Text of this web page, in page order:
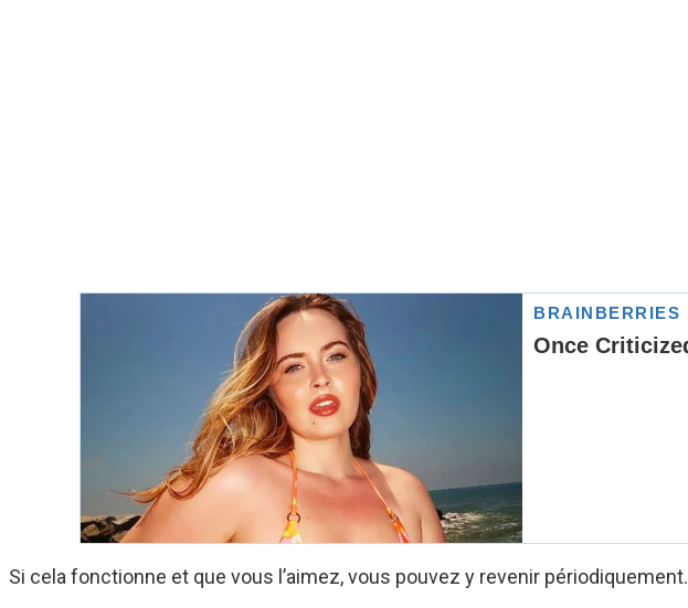
Si cela fonctionne et que vous l’aimez, vous pouvez y revenir périodiquement.